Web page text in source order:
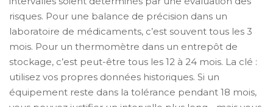
risques. Pour une balance de précision dans un
laboratoire de médicaments, c’est souvent tous les 3
mois. Pour un thermomètre dans un entrepôt de
stockage, c’est peut-être tous les 12 à 24 mois. La clé :
utilisez vos propres données historiques. Si un
équipement reste dans la tolérance pendant 18 mois,